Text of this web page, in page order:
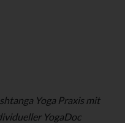
Yoga Praxis mit
YogaDoc